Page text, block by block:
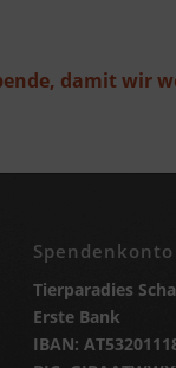
damit wir
Spendenkonto
Tierparadies
Erste Bank
IBAN: